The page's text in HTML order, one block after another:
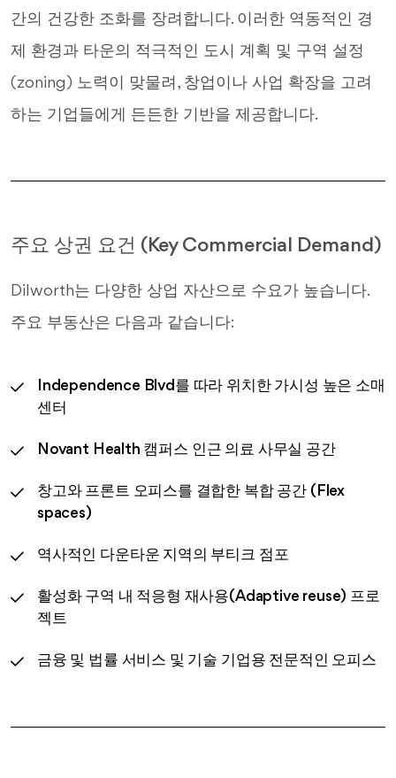
간의 건강한 조화를 장려합니다. 이러한 역동적인 경
제 환경과 타운의 적극적인 도시 계획 및 구역 설정
(zoning) 노력이 맞물려, 창업이나 사업 확장을 고려
하는 기업들에게 든든한 기반을 제공합니다.
주요 상권 요건 (Key Commercial Demand)
Dilworth는 다양한 상업 자산으로 수요가 높습니다.
주요 부동산은 다음과 같습니다:
Independence Blvd를 따라 위치한 가시성 높은 소매
센터
Novant Health 캠퍼스 인근 의료 사무실 공간
창고와 프론트 오피스를 결합한 복합 공간 (Flex
spaces)
역사적인 다운타운 지역의 부티크 점포
활성화 구역 내 적응형 재사용(Adaptive reuse) 프로
젝트
금융 및 법률 서비스 및 기술 기업용 전문적인 오피스